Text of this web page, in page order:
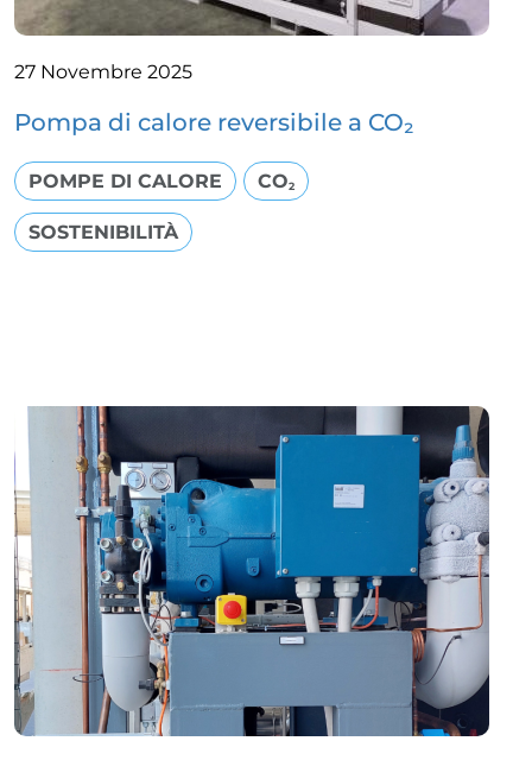
27 Novembre 2025
Pompa di calore reversibile a CO₂
POMPE DI CALORE CO2
SOSTENIBILITÀ